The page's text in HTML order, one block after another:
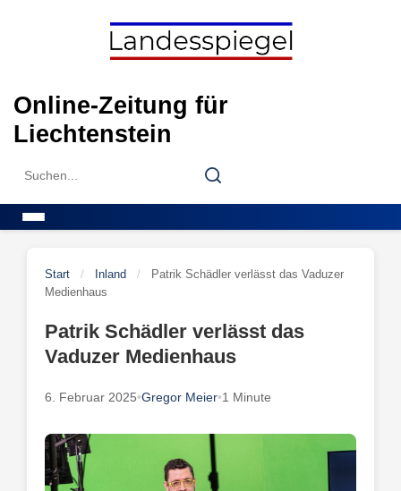
Online-Zeitung für
Liechtenstein
Search
Search
Start / Inland /
Patrik Schädler verlässt das Vaduzer
Medienhaus
Patrik Schädler verlässt das
Vaduzer Medienhaus
6. Februar 2025•Gregor Meier•1 Minute